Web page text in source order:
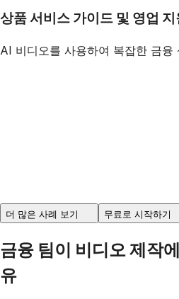
상품 서비스 가이드 및 영업 지
AI 비디오를 사용하여 복잡한 금
더 많은 사례 보기 무료로 시작하기
금융 팀이 비디오 제작
유